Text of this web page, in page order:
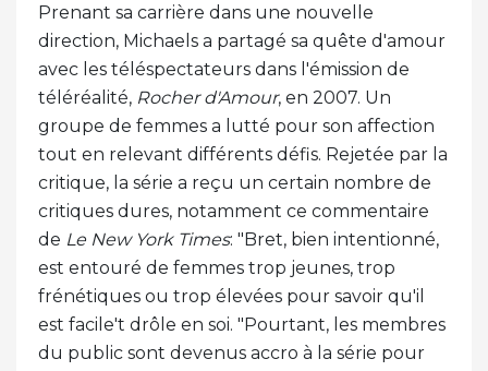
Prenant sa carrière dans une nouvelle
direction, Michaels a partagé sa quête d'amour
avec les téléspectateurs dans l'émission de
téléréalité, Rocher d'Amour, en 2007. Un
groupe de femmes a lutté pour son affection
tout en relevant différents défis. Rejetée par la
critique, la série a reçu un certain nombre de
critiques dures, notamment ce commentaire
de Le New York Times: "Bret, bien intentionné,
est entouré de femmes trop jeunes, trop
frénétiques ou trop élevées pour savoir qu'il
est facile't drôle en soi. "Pourtant, les membres
du public sont devenus accro à la série pour